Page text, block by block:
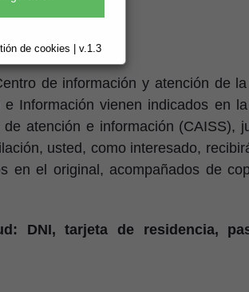
de cookies | v.1.3
de información y atención de la
Información vienen indicados en
atención e información (CAISS),
usted, como interesado,
en el original, acompañados de
DNI, tarjeta de residencia,